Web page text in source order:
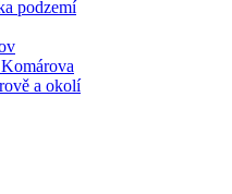
podzemí
a okolí